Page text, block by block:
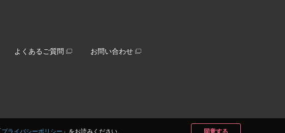
プライバシーポリシー 」をお読みください。 同意する
よくあるご質問 お問い合わせ